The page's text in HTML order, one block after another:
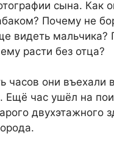
сына. Как
Почему не
видеть мальчика?
расти без отца?
часов они въехали
Ещё час ушёл на
двухэтажного